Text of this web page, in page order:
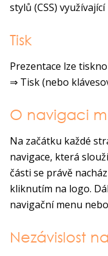
stylů (CSS)
Tisk
Prezentace lze
⇒ Tisk (nebo
O navigaci
Na začátku každé
navigace, která
části se právě
kliknutím na logo.
navigační menu
Nezávislost